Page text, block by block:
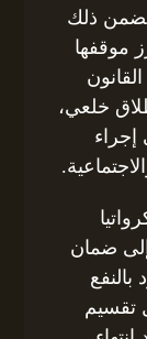
ذلك
موقفها
خلعي،
إلى ضمان
بالنفع
تقسيم